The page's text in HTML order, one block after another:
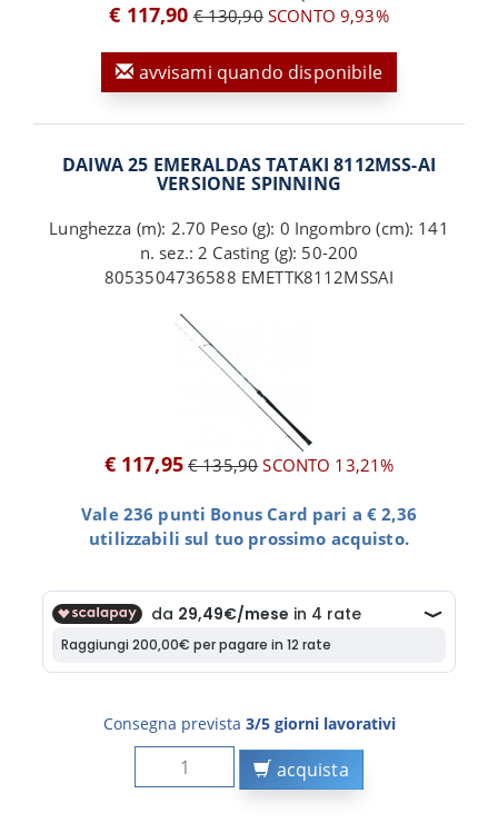
€ 117,90 € 130,90SCONTO 9,93%
avvisami quando disponibile
DAIWA 25 EMERALDAS TATAKI 8112MSS-AI
VERSIONE SPINNING
Lunghezza (m): 2.70 Peso (g): 0 Ingombro (cm): 141
n. sez.: 2 Casting (g): 50-200
8053504736588 EMETTK8112MSSAI
€ 117,95 € 135,90SCONTO 13,21%
Vale 236 punti Bonus Card pari a € 2,36
utilizzabili sul tuo prossimo acquisto.
Consegna prevista 3/5 giorni lavorativi
acquista